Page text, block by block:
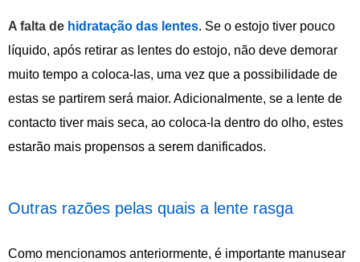
A falta de hidratação das lentes. Se o estojo tiver pouco
líquido, após retirar as lentes do estojo, não deve demorar
muito tempo a coloca-las, uma vez que a possibilidade de
estas se partirem será maior. Adicionalmente, se a lente de
contacto tiver mais seca, ao coloca-la dentro do olho, estes
estarão mais propensos a serem danificados.
Outras razões pelas quais a lente rasga
Como mencionamos anteriormente, é importante manusear